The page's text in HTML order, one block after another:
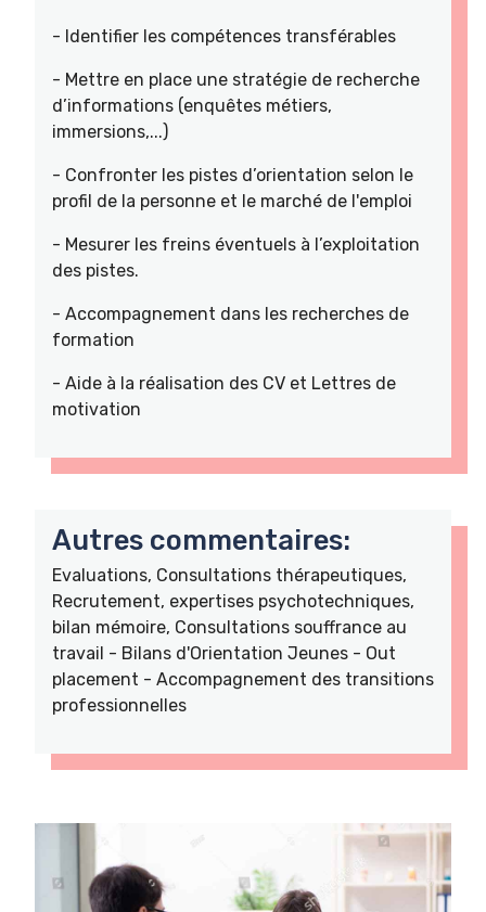
- Identifier les compétences transférables
- Mettre en place une stratégie de recherche
d’informations (enquêtes métiers,
immersions,...)
- Confronter les pistes d’orientation selon le
profil de la personne et le marché de l'emploi
- Mesurer les freins éventuels à l’exploitation
des pistes.
- Accompagnement dans les recherches de
formation
- Aide à la réalisation des CV et Lettres de
motivation
Autres commentaires:
Evaluations, Consultations thérapeutiques,
Recrutement, expertises psychotechniques,
bilan mémoire, Consultations souffrance au
travail - Bilans d'Orientation Jeunes - Out
placement - Accompagnement des transitions
professionnelles